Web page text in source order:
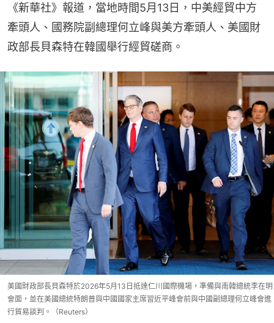
《新華社》報道，當地時間5月13日，中美經貿中方
牽頭人、國務院副總理何立峰與美方牽頭人、美國財
政部長貝森特在韓國舉行經貿磋商。
美國財政部長貝森特於2026年5月13日抵達仁川國際機場，準備與南韓總統李在明
會面，並在美國總統特朗普與中國國家主席習近平峰會前與中國副總理何立峰會進
行貿易談判。（Reuters）